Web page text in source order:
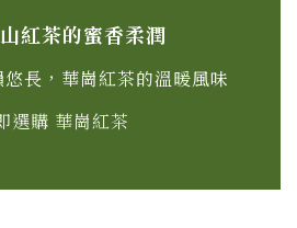
紅茶的蜜香柔潤
長，華崗紅茶的溫暖風味
選購 華崗紅茶